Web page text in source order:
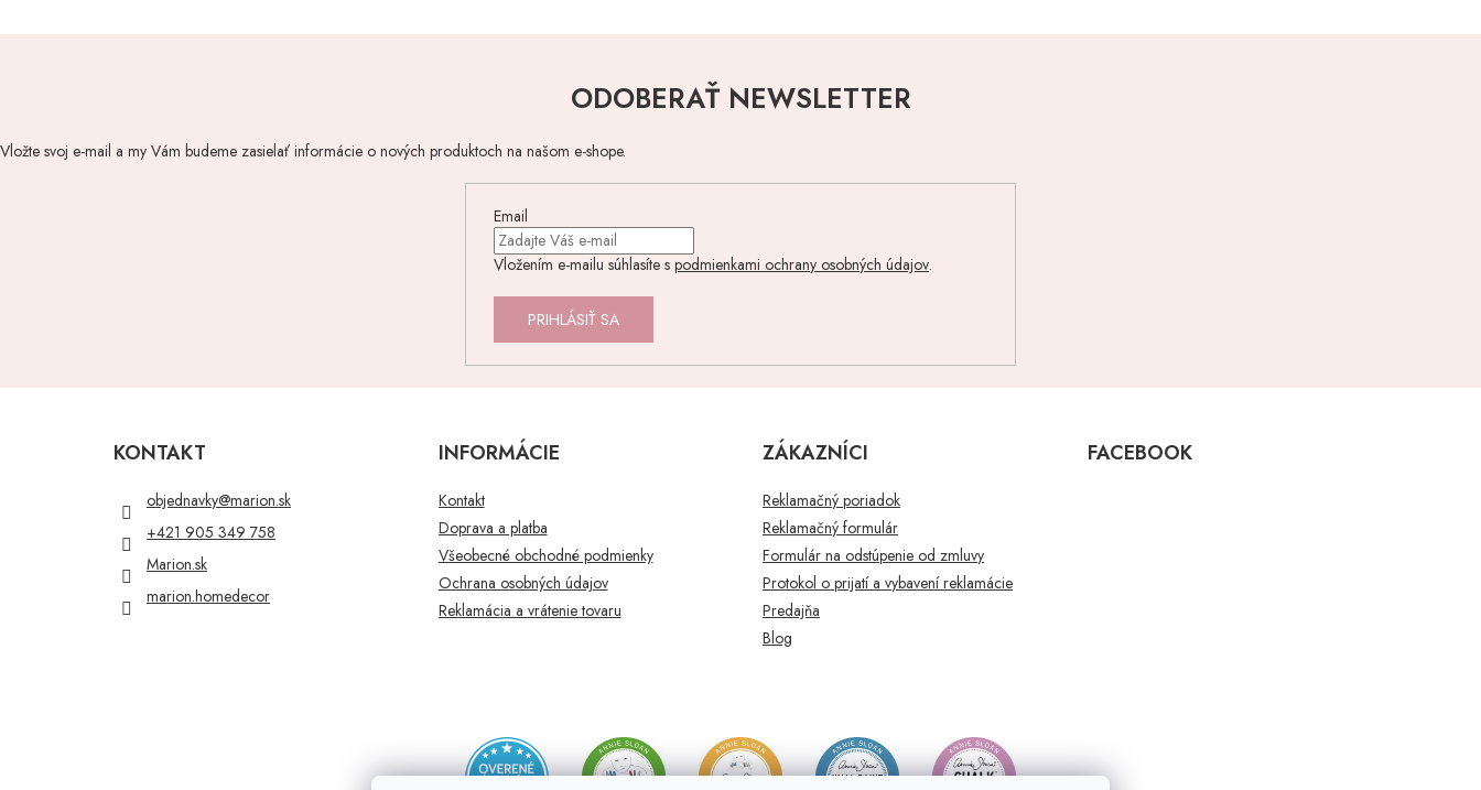
ODOBERAŤ NEWSLETTER
Vložte svoj e-mail a my Vám budeme zasielať informácie o nových produktoch na našom e-shope.
Email
Vložením e-mailu súhlasíte s podmienkami ochrany osobných údajov.
PRIHLÁSIŤ SA
KONTAKT
objednavky@marion.sk
+421 905 349 758
Marion.sk
marion.homedecor
INFORMÁCIE
Kontakt
Doprava a platba
Všeobecné obchodné podmienky
Ochrana osobných údajov
Reklamácia a vrátenie tovaru
ZÁKAZNÍCI
Reklamačný poriadok
Reklamačný formulár
Formulár na odstúpenie od zmluvy
Protokol o prijatí a vybavení reklamácie
Predajňa
Blog
FACEBOOK